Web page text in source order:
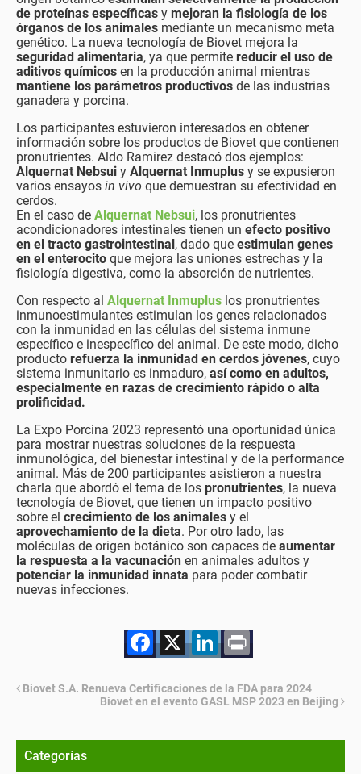
de proteínas específicas y mejoran la fisiología de los
órganos de los animales mediante un mecanismo meta
genético. La nueva tecnología de Biovet mejora la
seguridad alimentaria, ya que permite reducir el uso de
aditivos químicos en la producción animal mientras
mantiene los parámetros productivos de las industrias
ganadera y porcina.
Los participantes estuvieron interesados en obtener
información sobre los productos de Biovet que contienen
pronutrientes. Aldo Ramirez destacó dos ejemplos:
Alquernat Nebsui y Alquernat Inmuplus y se expusieron
varios ensayos in vivo que demuestran su efectividad en
cerdos.
En el caso de Alquernat Nebsui, los pronutrientes
acondicionadores intestinales tienen un efecto positivo
en el tracto gastrointestinal , dado que estimulan genes
en el enterocito que mejora las uniones estrechas y la
fisiología digestiva, como la absorción de nutrientes.
Con respecto al Alquernat Inmuplus los pronutrientes
inmunoestimulantes estimulan los genes relacionados
con la inmunidad en las células del sistema inmune
específico e inespecífico del animal. De este modo, dicho
producto refuerza la inmunidad en cerdos jóvenes, cuyo
sistema inmunitario es inmaduro, así como en adultos,
especialmente en razas de crecimiento rápido o alta
prolificidad.
La Expo Porcina 2023 representó una oportunidad única
para mostrar nuestras soluciones de la respuesta
inmunológica, del bienestar intestinal y de la performance
animal. Más de 200 participantes asistieron a nuestra
charla que abordó el tema de los pronutrientes, la nueva
tecnología de Biovet, que tienen un impacto positivo
sobre el crecimiento de los animales y el
aprovechamiento de la dieta. Por otro lado, las
moléculas de origen botánico son capaces de aumentar
la respuesta a la vacunación en animales adultos y
potenciar la inmunidad innata para poder combatir
nuevas infecciones.
Facebook
X LinkedIn
Print
Biovet S.A. Renueva Certificaciones de la FDA para 2024
Biovet en el evento GASL MSP 2023 en Beijing
Categorías